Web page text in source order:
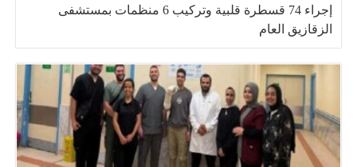
إجراء 74 قسطرة قلبية وتركيب 6 منظمات بمستشفى
الزقازيق العام